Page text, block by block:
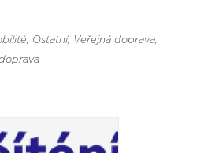
, Ostatní, Veřejná doprava,